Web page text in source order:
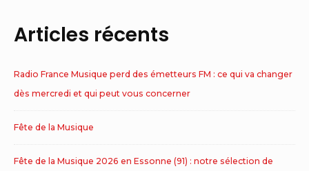
Articles récents
Radio France Musique perd des émetteurs FM : ce qui va changer
dès mercredi et qui peut vous concerner
Fête de la Musique
Fête de la Musique 2026 en Essonne (91) : notre sélection de